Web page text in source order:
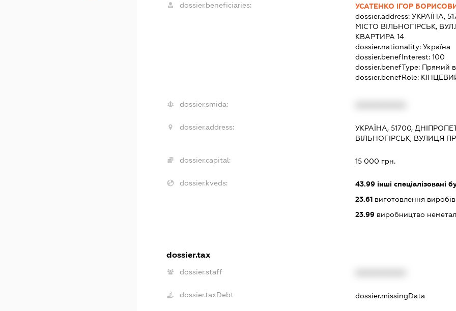
dossier.beneficiaries:
УСАТЕНКО ІГОР
dossier.address: УКРАЇНА,
МІСТО ВІЛЬНОГІРСЬК,
КВАРТИРА 14
dossier.nationality: Україна
dossier.benefInterest: 100
dossier.benefType: Прямий
dossier.benefRole:
dossier.smida:
dossier.address:
УКРАЇНА, 51700,
ВІЛЬНОГІРСЬК, ВУЛИЦЯ
dossier.capital: 15 000 грн.
dossier.kveds: 43.99інші спеціалізовані
23.61виготовлення виробів
23.99виробництво
dossier.tax
dossier.staff
dossier.taxDebt dossier.missingData